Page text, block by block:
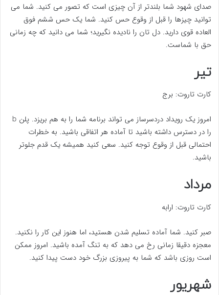
صدای شهود شما بلندتر از آن چیزی است که تصور می کنید. شما می
توانید چیزها را قبل از وقوع حس کنید. شما یک حس ششم فوق
العاده قوی دارید. دل تان را نادیده نگیرید؛ شما می دانید که چه زمانی
حق با شماست.
تیر
کارت تاروت: برج
امروز یک رویداد دردسرساز می تواند برنامه شما را به هم بریزد. پلن b
را در دسترس داشته باشید تا آماده هر اتفاقی باشید. به خطرات
احتمالی قبل از وقوع توجه کنید. سعی کنید همیشه یک قدم جلوتر
باشید.
مرداد
کارت تاروت: ارابه
صبر کنید. شما آماده تسلیم شدن هستید، اما هنوز این کار را نکنید.
معجزه دقیقا زمانی رخ می دهد که به تنگ آمده باشید. امروز ممکن
است روزی باشد که شما به پیروزی بزرگ خود دست پیدا کنید.
شهریور